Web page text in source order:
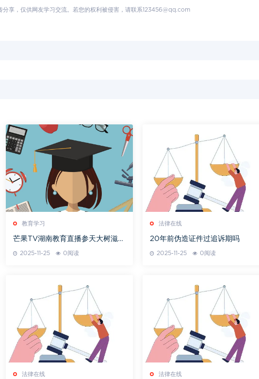
分享，仅供网友学习交流。若您的权利被侵害，请联系123456@qq.com
教育学习
芒果TV湖南教育直播参天大树滋养
2025-11-25 0阅读
法律在线
20年前伪造证件过追诉期吗
2025-11-25 0阅读
法律在线 法律在线